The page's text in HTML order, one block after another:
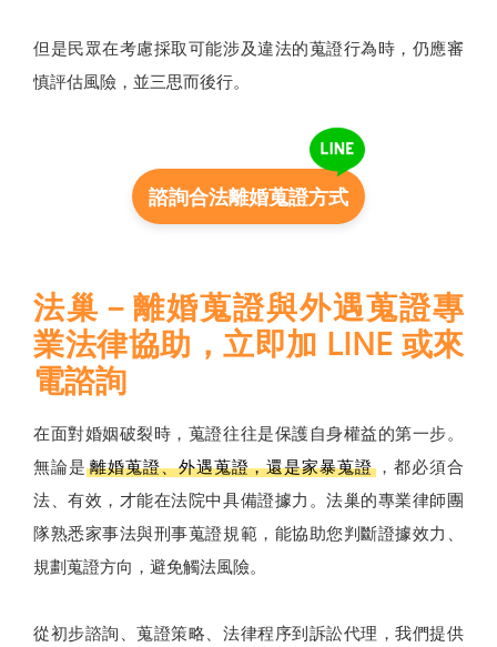
但是民眾在考慮採取可能涉及違法的蒐證行為時，仍應審
慎評估風險，並三思而後行。
諮詢合法離婚蒐證方式
法巢－離婚蒐證與外遇蒐證專
業法律協助，立即加 LINE 或來
電諮詢
在面對婚姻破裂時，蒐證往往是保護自身權益的第一步。
無論是 離婚蒐證、外遇蒐證，還是家暴蒐證 ，都必須合
法、有效，才能在法院中具備證據力。法巢的專業律師團
隊熟悉家事法與刑事蒐證規範，能協助您判斷證據效力、
規劃蒐證方向，避免觸法風險。
從初步諮詢、蒐證策略、法律程序到訴訟代理，我們提供